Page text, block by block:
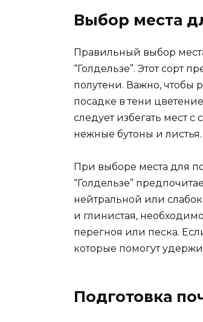
Выбор места
Правильный выбор
“Голдельзе”. Этот сорт
полутени. Важно, чтобы
посадке в тени
следует избегать мест
нежные бутоны и листья.
При выборе места для
“Голдельзе”
нейтральной или
и глинистая,
перегноя или песка.
которые помогут
Подготовка